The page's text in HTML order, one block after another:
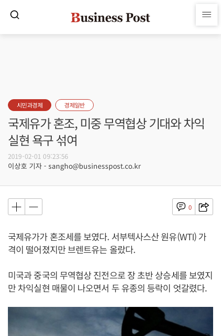
시민과경제 경제일반
국제유가 혼조, 미중 무역협상 기대와 차익
실현 욕구 섞여
2019-02-01 09:23:56
이상호 기자 - sangho@businesspost.co.kr
0
국제유가가 혼조세를 보였다. 서부텍사스산 원유(WTI) 가
격이 떨어졌지만 브렌트유는 올랐다.
미국과 중국의 무역협상 진전으로 장 초반 상승세를 보였지
만 차익실현 매물이 나오면서 두 유종의 등락이 엇갈렸다.